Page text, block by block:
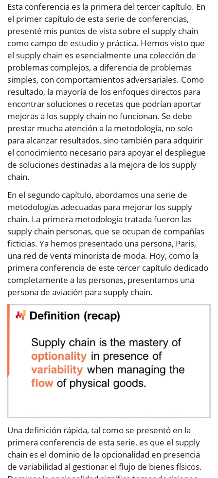
Esta conferencia es la primera del tercer capítulo. En
el primer capítulo de esta serie de conferencias,
presenté mis puntos de vista sobre el supply chain
como campo de estudio y práctica. Hemos visto que
el supply chain es esencialmente una colección de
problemas complejos, a diferencia de problemas
simples, con comportamientos adversariales. Como
resultado, la mayoría de los enfoques directos para
encontrar soluciones o recetas que podrían aportar
mejoras a los supply chain no funcionan. Se debe
prestar mucha atención a la metodología, no solo
para alcanzar resultados, sino también para adquirir
el conocimiento necesario para apoyar el despliegue
de soluciones destinadas a la mejora de los supply
chain.
En el segundo capítulo, abordamos una serie de
metodologías adecuadas para mejorar los supply
chain. La primera metodología tratada fueron las
supply chain personas, que se ocupan de compañías
ficticias. Ya hemos presentado una persona, Paris,
una red de venta minorista de moda. Hoy, como la
primera conferencia de este tercer capítulo dedicado
completamente a las personas, presentamos una
persona de aviación para supply chain.
Una definición rápida, tal como se presentó en la
primera conferencia de esta serie, es que el supply
chain es el dominio de la opcionalidad en presencia
de variabilidad al gestionar el flujo de bienes físicos.